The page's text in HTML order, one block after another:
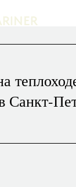
Санкт-